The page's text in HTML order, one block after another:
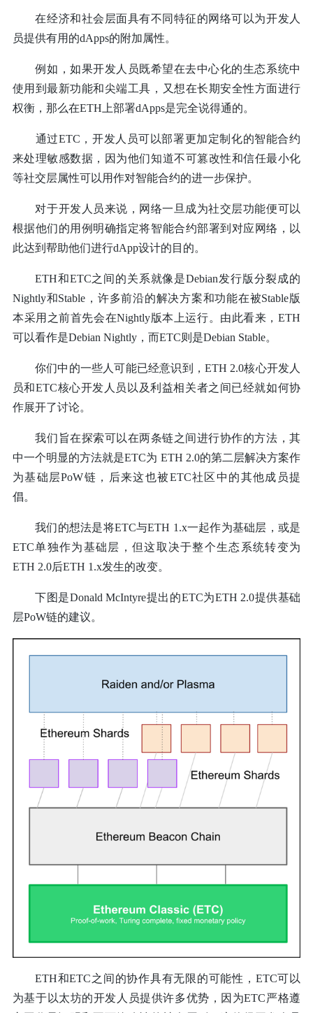
在经济和社会层面具有不同特征的网络可以为开发人
员提供有用的dApps的附加属性。
例如，如果开发人员既希望在去中心化的生态系统中
使用到最新功能和尖端工具，又想在长期安全性方面进行
权衡，那么在ETH上部署dApps是完全说得通的。
通过ETC，开发人员可以部署更加定制化的智能合约
来处理敏感数据，因为他们知道不可篡改性和信任最小化
等社交层属性可以用作对智能合约的进一步保护。
对于开发人员来说，网络一旦成为社交层功能便可以
根据他们的用例明确指定将智能合约部署到对应网络，以
此达到帮助他们进行dApp设计的目的。
ETH和ETC之间的关系就像是Debian发行版分裂成的
Nightly和Stable，许多前沿的解决方案和功能在被Stable版
本采用之前首先会在Nightly版本上运行。由此看来，ETH
可以看作是Debian Nightly，而ETC则是Debian Stable。
你们中的一些人可能已经意识到，ETH 2.0核心开发人
员和ETC核心开发人员以及利益相关者之间已经就如何协
作展开了讨论。
我们旨在探索可以在两条链之间进行协作的方法，其
中一个明显的方法就是ETC为 ETH 2.0的第二层解决方案作
为基础层PoW链，后来这也被ETC社区中的其他成员提
倡。
我们的想法是将ETC与ETH 1.x一起作为基础层，或是
ETC单独作为基础层，但这取决于整个生态系统转变为
ETH 2.0后ETH 1.x发生的改变。
下图是Donald McIntyre提出的ETC为ETH 2.0提供基础
层PoW链的建议。
ETH和ETC之间的协作具有无限的可能性，ETC可以
为基于以太坊的开发人员提供许多优势，因为ETC严格遵